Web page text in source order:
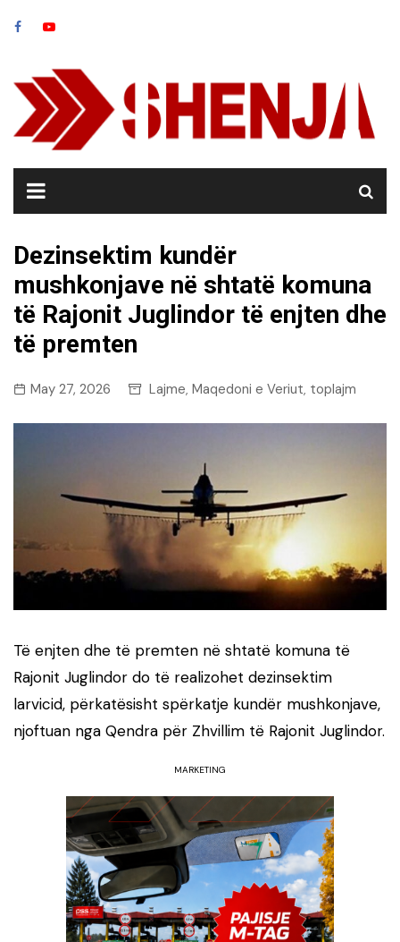
Dezinsektim kundër
mushkonjave në shtatë komuna
të Rajonit Juglindor të enjten dhe
të premten
May 27, 2026 Lajme, Maqedoni e Veriut, toplajm
Të enjten dhe të premten në shtatë komuna të
Rajonit Juglindor do të realizohet dezinsektim
larvicid, përkatësisht spërkatje kundër mushkonjave,
njoftuan nga Qendra për Zhvillim të Rajonit Juglindor.
MARKETING